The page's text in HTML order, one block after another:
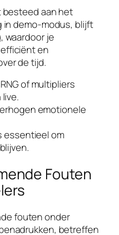
aan het
in demo‑modus, blijft
waardoor je
en
de tijd.
of multipliers
emotionele
essentieel om
Fouten
fouten onder
betreffen